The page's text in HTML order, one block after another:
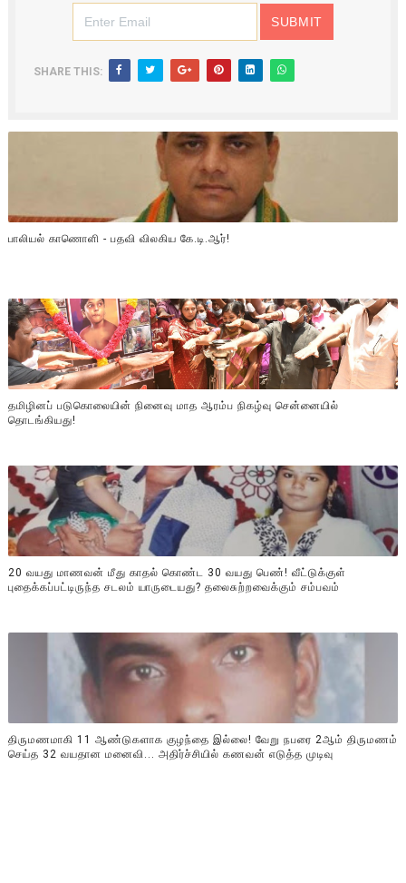
SHARE THIS:
பாலியல் காணொளி - பதவி விலகிய கே.டி.ஆர்!
தமிழினப் படுகொலையின் நினைவு மாத ஆரம்ப நிகழ்வு சென்னையில்
தொடங்கியது!
20 வயது மாணவன் மீது காதல் கொண்ட 30 வயது பெண்! வீட்டுக்குள்
புதைக்கப்பட்டிருந்த சடலம் யாருடையது? தலைசுற்றவைக்கும் சம்பவம்
திருமணமாகி 11 ஆண்டுகளாக குழந்தை இல்லை! வேறு நபரை 2ஆம் திருமணம்
செய்த 32 வயதான மனைவி... அதிர்ச்சியில் கணவன் எடுத்த முடிவு